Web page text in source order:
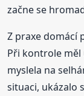
začne se
Z praxe domácí
Při kontrole měl
myslela na
situaci, ukázalo